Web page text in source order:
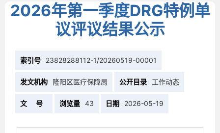
2026年第一季度DRG特例单
议评议结果公示
索引号 23828288112-1/20260519-00001
发文机构 隆阳区医疗保障局 公开目录 工作动态
文 号 浏览量 43 日期 2026-05-19